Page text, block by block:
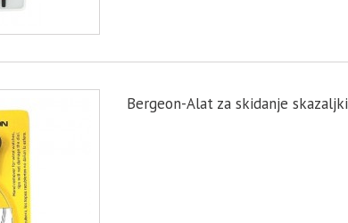
Bergeon-Alat za skidanje skazaljki